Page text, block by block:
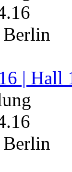
| Hall